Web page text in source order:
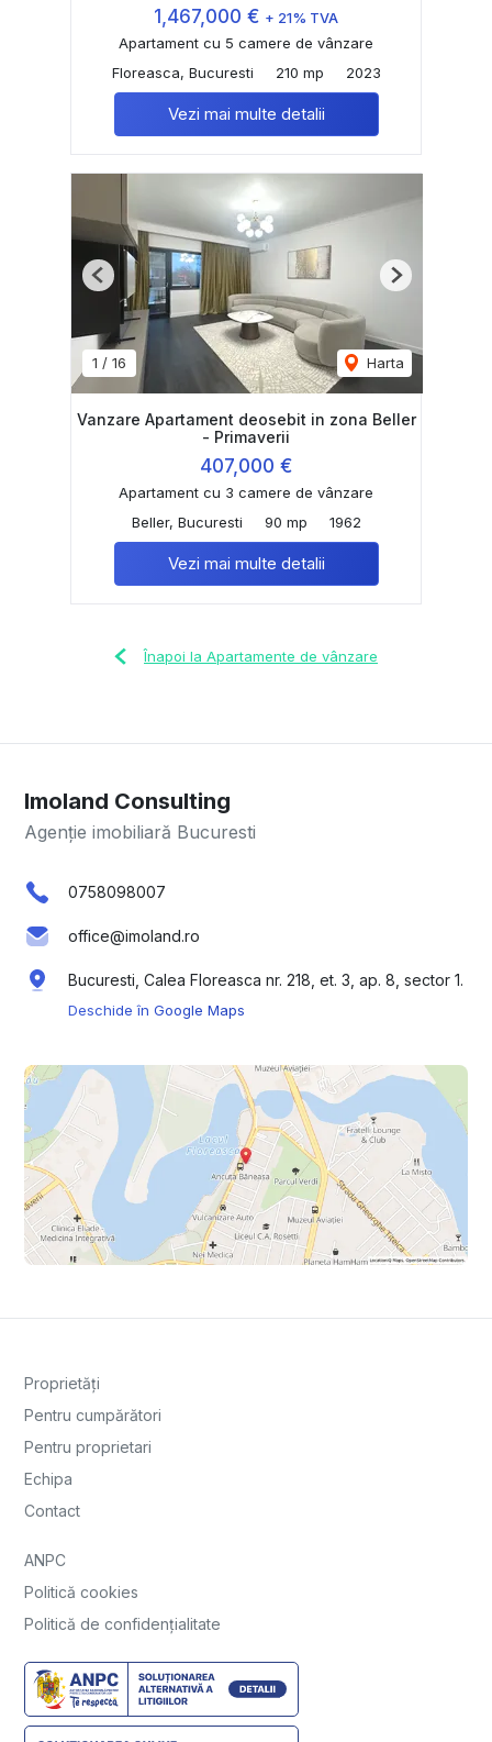
1,467,000 € + 21% TVA
Apartament cu 5 camere de vânzare
Floreasca, Bucuresti
210 mp 2023
Vezi mai multe detalii
1 / 16 Harta
Previous Next
Vanzare Apartament deosebit in zona Beller
- Primaverii
407,000 €
Apartament cu 3 camere de vânzare
Beller, Bucuresti
90 mp 1962
Vezi mai multe detalii
Înapoi la Apartamente de vânzare
Imoland Consulting
Agenție imobiliară Bucuresti
0758098007
office@imoland.ro
Bucuresti, Calea Floreasca nr. 218, et. 3, ap. 8, sector 1.
Deschide în Google Maps
Proprietăți
Pentru cumpărători
Pentru proprietari
Echipa
Contact
ANPC
Politică cookies
Politică de confidențialitate